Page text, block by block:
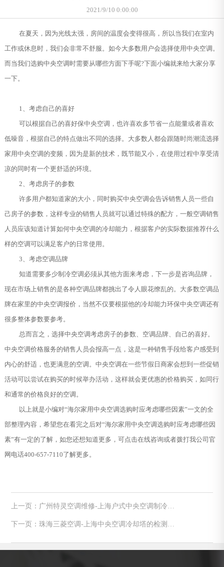
2021/9/10 0:00:00
在夏天，因为光线太强，房间的温度会变得很高，所以当我们在室内
工作或休息时，我们会非常不舒服。如今大多数用户会选择使用中央空调。
而当我们选购中央空调时需要从哪些方面下手呢?下面小编就来给大家分享
一下。
1、考虑自己的喜好
可以根据自己的喜好保中央空调，也许喜欢多节省一点能量或者喜欢
低噪音，根据自己的特点做出不同的选择。大多数人都会跟随时尚潮流选择
家用中央空调的变频，因为是新的技术，既节能又小，在使用过程中享受清
凉的同时有一个更舒适的环境。
2、考虑房子的参数
许多用户都知道家的大小，同时购买中央空调会告诉销售人员一些自
己房子的参数，这样专业的销售人员就可以通过特殊的配方，一般空调销售
人员应该知道计算如何中央空调的冷却能力，根据客户的实际数据推荐什么
样的空调可以满足客户的日常使用。
3、考虑空调品牌
知道需要多少制冷空调必须从其他方面来考虑，下一步是咨询品牌，
现在市场上销售的是各种空调品牌都挑出了令人眼花缭乱的。大多数空调品
牌在家里的中央空调报价，当然不仅要根据他的冷却能力环保中央空调还有
很多整体参数要参考。
总而言之，选择中央空调考虑房子的参数、空调品牌、自己的喜好。
中央空调价格服务的销售人员会报高一点，这是一种销售手段给客户感受到
内心的舒适，也更满意的空调。中央空调在一些节假日商家会想到一些促销
活动可以尝试在购买的时候举办活动，这样就会更优惠的价格购买，如同行
和通常的价格良好的空调。
以上就是小编对“海尔家用中央空调选购时应考虑哪些因素”一文的全
部整理内容，希望您在看完之后对“海尔家用中央空调选购时应考虑哪些因
素”有一定的了解，如您还想知道更多，可点击在线咨询或者拨打我公司官
网电话400-657-7110了解更多。
上一页：广州特灵空调维修-上海户式中央空调制冷压
下一页：珠海三菱空调-上海中央空调冷却塔的检测与